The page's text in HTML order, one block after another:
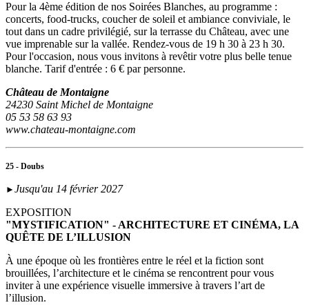
Pour la 4ème édition de nos Soirées Blanches, au programme :
concerts, food-trucks, coucher de soleil et ambiance conviviale, le
tout dans un cadre privilégié, sur la terrasse du Château, avec une
vue imprenable sur la vallée. Rendez-vous de 19 h 30 à 23 h 30.
Pour l'occasion, nous vous invitons à revêtir votre plus belle tenue
blanche. Tarif d'entrée : 6 € par personne.
Château de Montaigne
24230 Saint Michel de Montaigne
05 53 58 63 93
www.chateau-montaigne.com
25 - Doubs
► Jusqu'au 14 février 2027
EXPOSITION
"MYSTIFICATION" - ARCHITECTURE ET CINÉMA, LA
QUÊTE DE L’ILLUSION
À une époque où les frontières entre le réel et la fiction sont
brouillées, l’architecture et le cinéma se rencontrent pour vous
inviter à une expérience visuelle immersive à travers l’art de
l’illusion.